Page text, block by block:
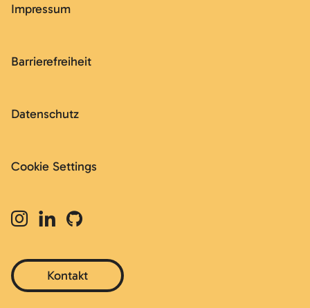
Impressum
Barrierefreiheit
Datenschutz
Cookie Settings
Kontakt